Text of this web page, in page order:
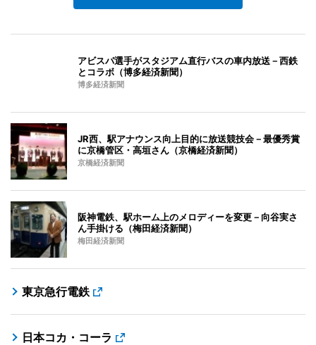
アビスパ選手がスタジアム直行バスの車内放送－西鉄
とコラボ（博多経済新聞）
博多経済新聞
JR西、駅アナウンス向上目的に放送競技会－最優秀賞
に京橋管区・高垣さん（京橋経済新聞）
京橋経済新聞
阪神電鉄、駅ホーム上のメロディーを変更－向谷実さ
ん手掛ける（梅田経済新聞）
梅田経済新聞
東京急行電鉄
日本コカ・コーラ